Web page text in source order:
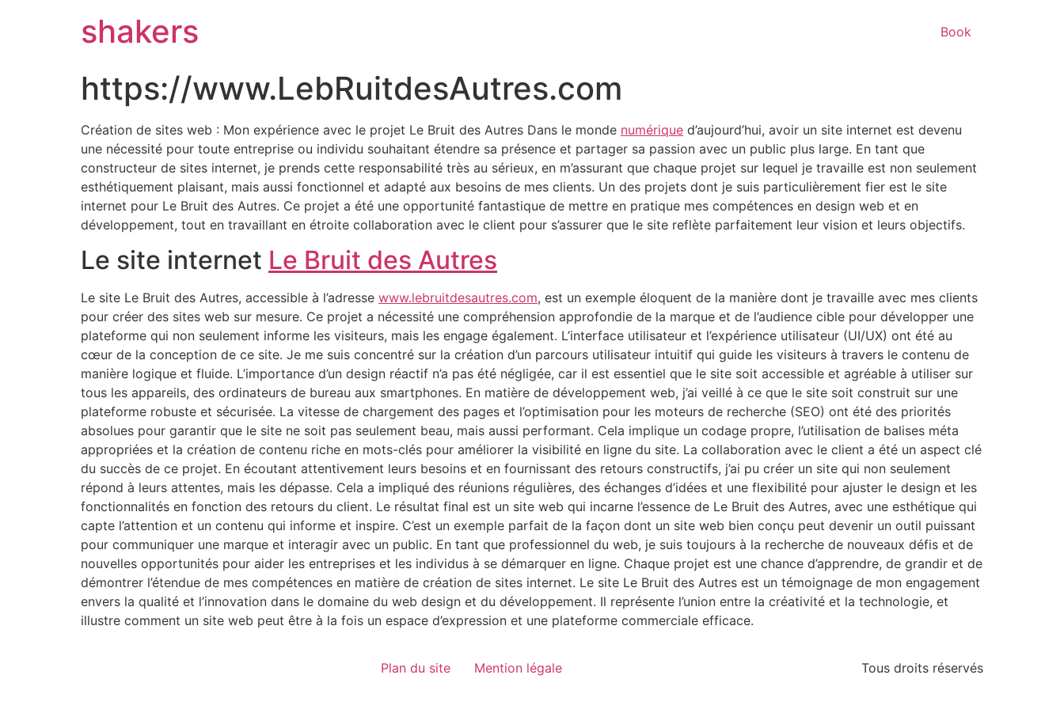
shakers Book
https://www.LebRuitdesAutres.com
Création de sites web : Mon expérience avec le projet Le Bruit des Autres Dans le monde numérique d’aujourd’hui, avoir un site internet est devenu
une nécessité pour toute entreprise ou individu souhaitant étendre sa présence et partager sa passion avec un public plus large. En tant que
constructeur de sites internet, je prends cette responsabilité très au sérieux, en m’assurant que chaque projet sur lequel je travaille est non seulement
esthétiquement plaisant, mais aussi fonctionnel et adapté aux besoins de mes clients. Un des projets dont je suis particulièrement fier est le site
internet pour Le Bruit des Autres. Ce projet a été une opportunité fantastique de mettre en pratique mes compétences en design web et en
développement, tout en travaillant en étroite collaboration avec le client pour s’assurer que le site reflète parfaitement leur vision et leurs objectifs.
Le site internet Le Bruit des Autres
Le site Le Bruit des Autres, accessible à l’adresse www.lebruitdesautres.com, est un exemple éloquent de la manière dont je travaille avec mes clients
pour créer des sites web sur mesure. Ce projet a nécessité une compréhension approfondie de la marque et de l’audience cible pour développer une
plateforme qui non seulement informe les visiteurs, mais les engage également. L’interface utilisateur et l’expérience utilisateur (UI/UX) ont été au
cœur de la conception de ce site. Je me suis concentré sur la création d’un parcours utilisateur intuitif qui guide les visiteurs à travers le contenu de
manière logique et fluide. L’importance d’un design réactif n’a pas été négligée, car il est essentiel que le site soit accessible et agréable à utiliser sur
tous les appareils, des ordinateurs de bureau aux smartphones. En matière de développement web, j’ai veillé à ce que le site soit construit sur une
plateforme robuste et sécurisée. La vitesse de chargement des pages et l’optimisation pour les moteurs de recherche (SEO) ont été des priorités
absolues pour garantir que le site ne soit pas seulement beau, mais aussi performant. Cela implique un codage propre, l’utilisation de balises méta
appropriées et la création de contenu riche en mots-clés pour améliorer la visibilité en ligne du site. La collaboration avec le client a été un aspect clé
du succès de ce projet. En écoutant attentivement leurs besoins et en fournissant des retours constructifs, j’ai pu créer un site qui non seulement
répond à leurs attentes, mais les dépasse. Cela a impliqué des réunions régulières, des échanges d’idées et une flexibilité pour ajuster le design et les
fonctionnalités en fonction des retours du client. Le résultat final est un site web qui incarne l’essence de Le Bruit des Autres, avec une esthétique qui
capte l’attention et un contenu qui informe et inspire. C’est un exemple parfait de la façon dont un site web bien conçu peut devenir un outil puissant
pour communiquer une marque et interagir avec un public. En tant que professionnel du web, je suis toujours à la recherche de nouveaux défis et de
nouvelles opportunités pour aider les entreprises et les individus à se démarquer en ligne. Chaque projet est une chance d’apprendre, de grandir et de
démontrer l’étendue de mes compétences en matière de création de sites internet. Le site Le Bruit des Autres est un témoignage de mon engagement
envers la qualité et l’innovation dans le domaine du web design et du développement. Il représente l’union entre la créativité et la technologie, et
illustre comment un site web peut être à la fois un espace d’expression et une plateforme commerciale efficace.
Plan du site Mention légale Tous droits réservés